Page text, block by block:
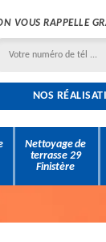
VOUS RAPPELLE
NOS
Nettoyage de
terrasse 29
Finistère